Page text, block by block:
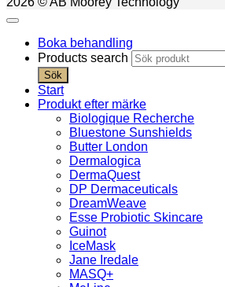
Boka behandling
Products search
Sök
Start
Produkt efter märke
Biologique Recherche
Bluestone Sunshields
Butter London
Dermalogica
DermaQuest
DP Dermaceuticals
DreamWeave
Esse Probiotic Skincare
Guinot
IceMask
Jane Iredale
MASQ+